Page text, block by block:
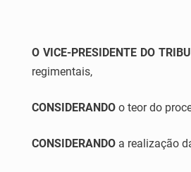
O VICE-PRESIDENTE DO
regimentais,
CONSIDERANDO o teor do
CONSIDERANDO a realização